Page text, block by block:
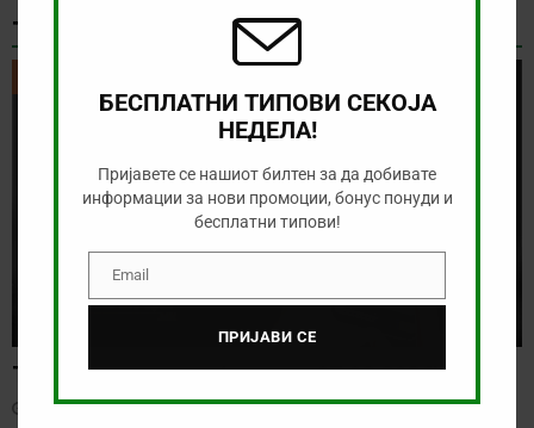
ТИКЕТ НА ДЕНОТ
Тикет на денот (петок, 07.08.2026)
август 7, 2026
БЕСПЛАТНИ ТИПОВИ СЕКОЈА
НЕДЕЛА!
Пријавете се нашиот билтен за да добивате
информации за нови промоции, бонус понуди и
бесплатни типови!
EmailEmail
ПРИЈАВИ СЕ